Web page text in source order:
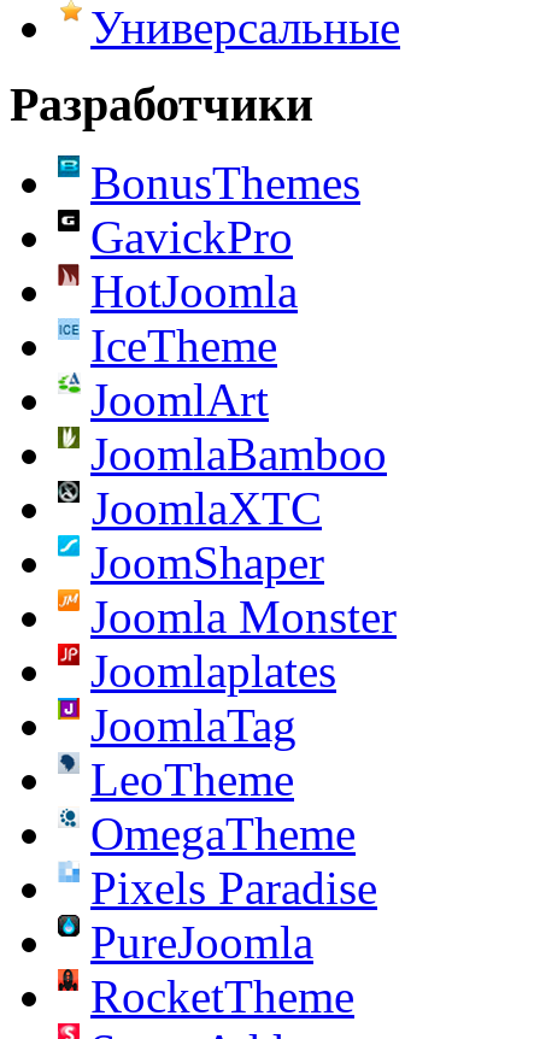
Универсальные
Разработчики
BonusThemes
GavickPro
HotJoomla
IceTheme
JoomlArt
JoomlaBamboo
JoomlaXTC
JoomShaper
Joomla Monster
Joomlaplates
JoomlaTag
LeoTheme
OmegaTheme
Pixels Paradise
PureJoomla
RocketTheme